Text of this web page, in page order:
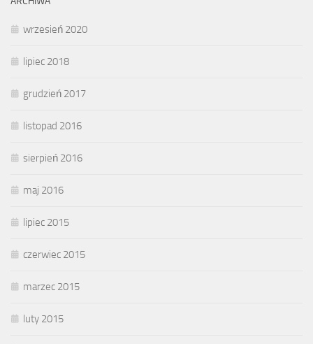
wrzesień 2020
lipiec 2018
grudzień 2017
listopad 2016
sierpień 2016
maj 2016
lipiec 2015
czerwiec 2015
marzec 2015
luty 2015